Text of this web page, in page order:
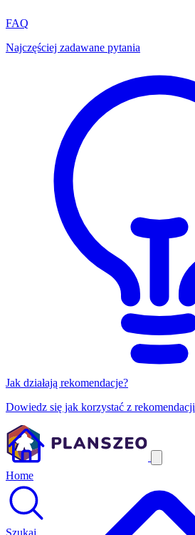
FAQ
Najczęściej zadawane pytania
Jak działają rekomendacje?
Dowiedz się jak korzystać z rekomendacji
Home
Szukaj